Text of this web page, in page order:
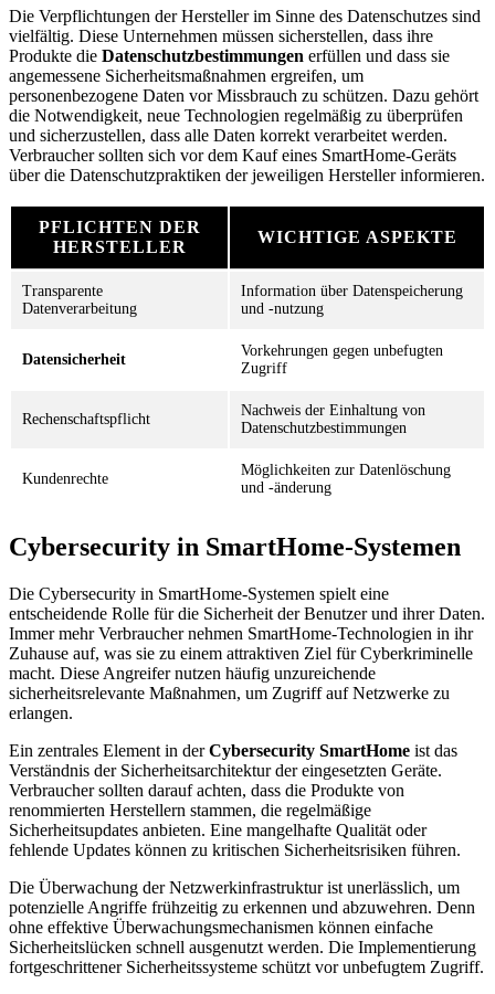
Die Verpflichtungen der Hersteller im Sinne des Datenschutzes sind
vielfältig. Diese Unternehmen müssen sicherstellen, dass ihre
Produkte die Datenschutzbestimmungen erfüllen und dass sie
angemessene Sicherheitsmaßnahmen ergreifen, um
personenbezogene Daten vor Missbrauch zu schützen. Dazu gehört
die Notwendigkeit, neue Technologien regelmäßig zu überprüfen
und sicherzustellen, dass alle Daten korrekt verarbeitet werden.
Verbraucher sollten sich vor dem Kauf eines SmartHome-Geräts
über die Datenschutzpraktiken der jeweiligen Hersteller informieren.
PFLICHTEN DER
HERSTELLER
WICHTIGE ASPEKTE
Transparente
Datenverarbeitung
Information über Datenspeicherung
und -nutzung
Datensicherheit
Vorkehrungen gegen unbefugten
Zugriff
Rechenschaftspflicht
Nachweis der Einhaltung von
Datenschutzbestimmungen
Kundenrechte
Möglichkeiten zur Datenlöschung
und -änderung
Cybersecurity in SmartHome-Systemen
Die Cybersecurity in SmartHome-Systemen spielt eine
entscheidende Rolle für die Sicherheit der Benutzer und ihrer Daten.
Immer mehr Verbraucher nehmen SmartHome-Technologien in ihr
Zuhause auf, was sie zu einem attraktiven Ziel für Cyberkriminelle
macht. Diese Angreifer nutzen häufig unzureichende
sicherheitsrelevante Maßnahmen, um Zugriff auf Netzwerke zu
erlangen.
Ein zentrales Element in derCybersecurity SmartHome ist das
Verständnis der Sicherheitsarchitektur der eingesetzten Geräte.
Verbraucher sollten darauf achten, dass die Produkte von
renommierten Herstellern stammen, die regelmäßige
Sicherheitsupdates anbieten. Eine mangelhafte Qualität oder
fehlende Updates können zu kritischen Sicherheitsrisiken führen.
Die Überwachung der Netzwerkinfrastruktur ist unerlässlich, um
potenzielle Angriffe frühzeitig zu erkennen und abzuwehren. Denn
ohne effektive Überwachungsmechanismen können einfache
Sicherheitslücken schnell ausgenutzt werden. Die Implementierung
fortgeschrittener Sicherheitssysteme schützt vor unbefugtem Zugriff.